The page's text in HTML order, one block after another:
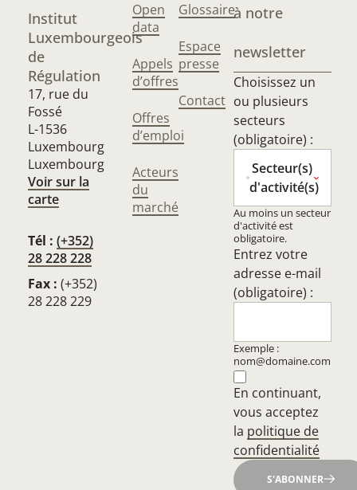
Institut
Luxembourgeois
de
Régulation
17, rue du
Fossé
L-1536
Luxembourg
Luxembourg
Voir sur la
carte
Tél : (+352)
28 228 228
Fax : (+352)
28 228 229
Open
data
Appels
d’offres
Offres
d’emploi
Acteurs
du
marché
Glossaire
Espace
presse
Contact
à notre
newsletter
Choisissez un
ou plusieurs
secteurs
(obligatoire) :
Secteur(s)
d'activité(s)
Au moins un secteur
d'activité est
obligatoire.
Entrez votre
adresse e-mail
(obligatoire) :
Exemple :
nom@domaine.com
En continuant,
vous acceptez
la politique de
confidentialité
S'ABONNER